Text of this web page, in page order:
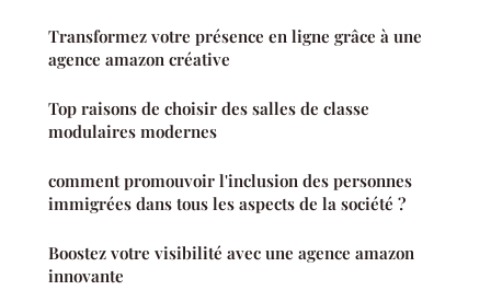
Transformez votre présence en ligne grâce à une
agence amazon créative
Top raisons de choisir des salles de classe
modulaires modernes
comment promouvoir l'inclusion des personnes
immigrées dans tous les aspects de la société ?
Boostez votre visibilité avec une agence amazon
innovante